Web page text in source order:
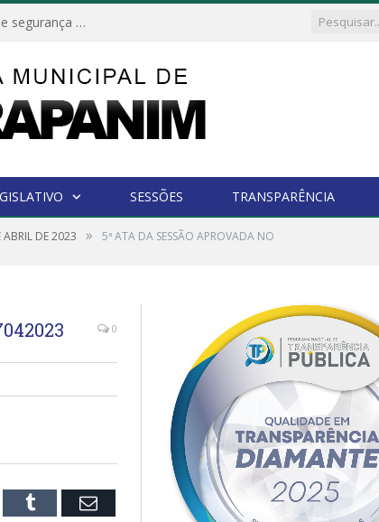
Câmara Municipal reafirma compromisso no Dia da Consciência Negra: dignidade, respeito e equidade
SESSÕES TRANSPARÊNCIA
ABRIL DE 2023 » 5ª ATA DA SESSÃO APROVADA NO
0
Tumblr Email